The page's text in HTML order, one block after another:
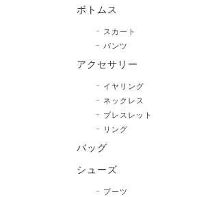
ボトムス
スカート
パンツ
アクセサリー
イヤリング
ネックレス
ブレスレット
リング
バッグ
シューズ
ブーツ